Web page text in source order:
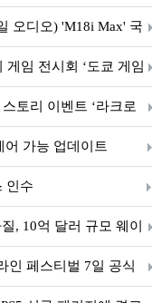
오디오) 'M18i Max' 국
임 전시회 ‘도쿄 게임
토리 이벤트 ‘라크로
시!
어 가능 업데이트
인수
, 10억 달러 규모 웨이
인 페스티벌 7일 공식